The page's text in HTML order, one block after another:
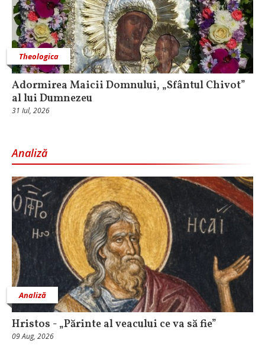
Theologica
Adormirea Maicii Domnului, „Sfântul Chivot”
al lui Dumnezeu
31 Iul, 2026
Analiză
Analiză
Hristos - „Părinte al veacului ce va să fie”
09 Aug, 2026